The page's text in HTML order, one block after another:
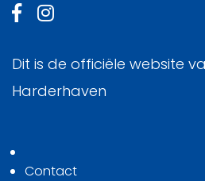
Dit is de officiële website
Harderhaven
Contact